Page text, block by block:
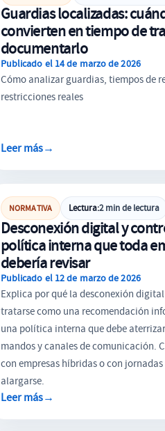
Guardias localizadas:
convierten en tiempo de
documentarlo
Publicado el 14 de marzo de 2026
Cómo analizar guardias, tiempos de
restricciones reales
Leer más→
NORMATIVA Lectura:2 min de lectura
Desconexión digital y
política interna que toda
debería revisar
Publicado el 12 de marzo de 2026
Explica por qué la desconexión
tratarse como una recomendación
una política interna que debe
mandos y canales de comunicación.
con empresas híbridas o con
alargarse.
Leer más→